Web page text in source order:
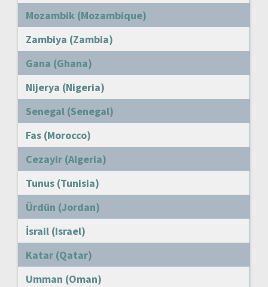
Mozambik (Mozambique)
Zambiya (Zambia)
Gana (Ghana)
Nijerya (Nigeria)
Senegal (Senegal)
Fas (Morocco)
Cezayir (Algeria)
Tunus (Tunisia)
Ürdün (Jordan)
İsrail (Israel)
Katar (Qatar)
Umman (Oman)